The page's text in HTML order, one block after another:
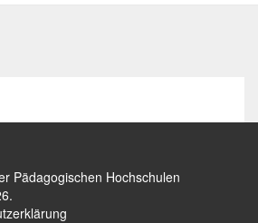
Pädagogischen Hochschulen